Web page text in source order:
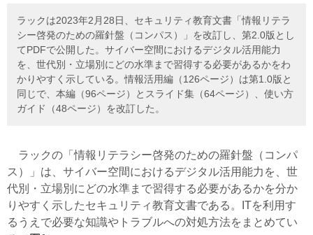
ラックは2023年2月28日、セキュリティ教育文書「情報リテラ
シー啓発のための羅針盤（コンパス）」を改訂し、第2.0版とし
てPDFで公開した。サイバー空間におけるデジタル活用能力
を、世代別・立場別にどの水準まで習得する必要があるかをわ
かりやすく示している。情報活用編（126ページ）は第1.0版と
同じで、本編（96ページ）とスライド集（64ページ）、使い方
ガイド（48ページ）を改訂した。
ラックの「情報リテラシー啓発のための羅針盤 （コンパ
ス）
」は、サイバー空間におけるデジタル活用能力を、世
代別・立場別にどの水準まで習得する必要があるかを分か
りやすく示したセキュリティ教育文書である。ITを利用す
るうえで必要な知識やトラブルへの対処方法をまとめてい